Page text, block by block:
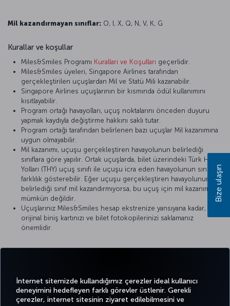
İnternet sitemizde kullandığımız çerezler ideal kullanıcı
deneyimini hedefleyen farklı görevler üstlenir. Gerekli
çerezler, internet sitesinin ziyaret edilebilmesini ve
Mil kazandırmayan sınıflar: O, I, X, Q, N, V, K, G
Kurallar ve koşullar
Miles&Smiles Programı Kuralları ve Koşulları geçerlidir.
Miles&Smiles üyeleri, Singapore Airlines tarafından
gerçekleştirilen uçuşlardan Mil ve Statü Mili kazanabilir.
Singapore Airlines uçuşlarının bir kısmında ödül kullanımını
kısıtlayabilir.
Program ortağı havayolları, uçuş noktalarını önceden duyuru
yapmak kaydıyla değiştirme hakkını saklı tutar.
Program ortağı tarafından belirlenen bazı uçuşlar Mil kazanımına
uygun olmayabilir.
Mil kazanımı, uçuşu gerçekleştiren havayolunun belirlediği
sınıflara göre yapılır. Ortak uçuşlarda, bilet üzerindeki Türk Hava
Yolları (THY) uçuş sınıfı ile uçuşu icra eden havayolunun sınıfı
farklılık gösterebilir. Eğer uçuşu gerçekleştiren havayolunun
belirlediği sınıf mil kazandırmıyorsa, bu uçuş için mil kazanımı
mümkün değildir.
Uçuşlarınız Miles&Smiles hesap ekstrenize yansıyana kadar,
orijinal biniş kartınızı ve bilet fotokopilerinizi saklamanız
önemlidir.
Bize ulaşın